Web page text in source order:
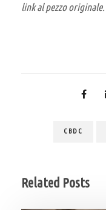
link al pezzo originale.
CBDC
Related Posts